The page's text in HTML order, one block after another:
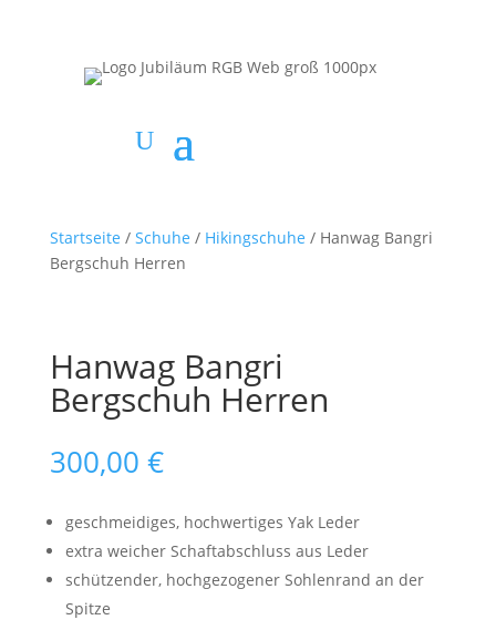
Startseite / Schuhe / Hikingschuhe / Hanwag Bangri
Bergschuh Herren
Hanwag Bangri
Bergschuh Herren
300,00 €
geschmeidiges, hochwertiges Yak Leder
extra weicher Schaftabschluss aus Leder
schützender, hochgezogener Sohlenrand an der
Spitze